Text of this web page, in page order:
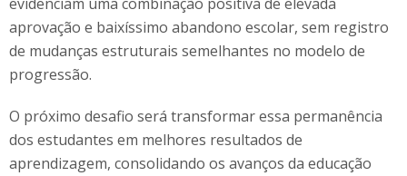
aprovação e baixíssimo abandono escolar, sem registro
de mudanças estruturais semelhantes no modelo de
progressão.
O próximo desafio será transformar essa permanência
dos estudantes em melhores resultados de
aprendizagem, consolidando os avanços da educação